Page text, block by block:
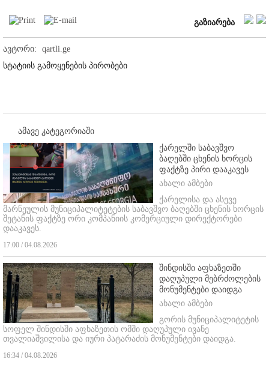
გაზიარება
ავტორი:
qartli.ge
სტატიის გამოყენების პირობები
ამავე კატეგორიაში
ქარელში საბავშვო
ბაღებში ცხენის ხორცის
ფაქტზე პირი დააკავეს
ახალი ამბები
ქარელისა და ასევე
მარნეულის მუნიციპალიტეტების საბავშვო ბაღებში ცხენის ხორცის
შეტანის ფაქტზე ორი კომპანიის კომერციული დირექტორები
დააკავეს.
17:00 / 04.08.2026
შინდისში აფხაზეთში
დაღუპული მებრძოლების
მონუმენტები დაიდგა
ახალი ამბები
გორის მუნიციპალიტეტის
სოფელ შინდისში აფხაზეთის ომში დაღუპული ივანე
თვალიაშვილისა და იური პატარაძის მონუმენტები დაიდგა.
16:34 / 04.08.2026